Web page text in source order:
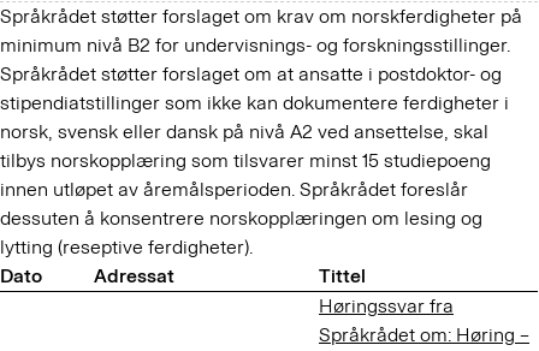
Språkrådet støtter forslaget om krav om norskferdigheter på
minimum nivå B2 for undervisnings- og forskningsstillinger.
Språkrådet støtter forslaget om at ansatte i postdoktor- og
stipendiatstillinger som ikke kan dokumentere ferdigheter i
norsk, svensk eller dansk på nivå A2 ved ansettelse, skal
tilbys norskopplæring som tilsvarer minst 15 studiepoeng
innen utløpet av åremålsperioden. Språkrådet foreslår
dessuten å konsentrere norskopplæringen om lesing og
lytting (reseptive ferdigheter).
Dato
Adressat Tittel
Høringssvar fra
Språkrådet om: Høring –